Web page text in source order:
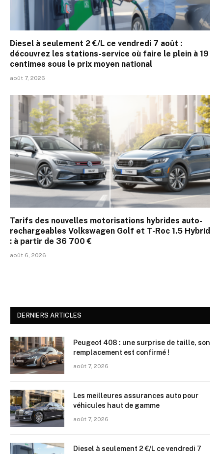
Diesel à seulement 2 €/L ce vendredi 7 août :
découvrez les stations-service où faire le plein à 19
centimes sous le prix moyen national
août 7, 2026
Tarifs des nouvelles motorisations hybrides auto-
rechargeables Volkswagen Golf et T-Roc 1.5 Hybrid
: à partir de 36 700 €
août 6, 2026
DERNIERS ARTICLES
Peugeot 408 : une surprise de taille, son
remplacement est confirmé !
août 7, 2026
Les meilleures assurances auto pour
véhicules haut de gamme
août 7, 2026
Diesel à seulement 2 €/L ce vendredi 7